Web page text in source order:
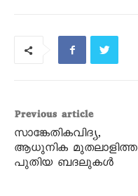
Previous article
സാങ്കേതികവിദ്യ,
ആധുനിക
പുതിയ ബദലുകൾ